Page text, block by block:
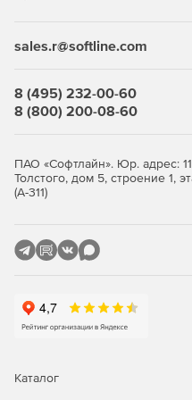
нужны, и не
использовать.
Если необходимо
управление защитой
лицензирование Центра
нескольких компьютеров,
администрирование
серверов приложений
sales.r@softline.com
8 (495) 232-00-60
8 (800) 200-08-60
ПАО «Софтлайн». Юр. адрес:
Толстого, дом 5, строение 1,
(А-311)
Каталог